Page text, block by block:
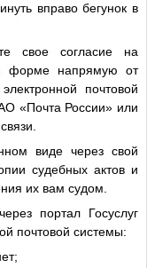
вправо бегунок в
свое согласие на
форме напрямую от
почтовой
«Почта России» или
виде через свой
судебных актов и
их вам судом.
портал Госуслуг
почтовой системы: